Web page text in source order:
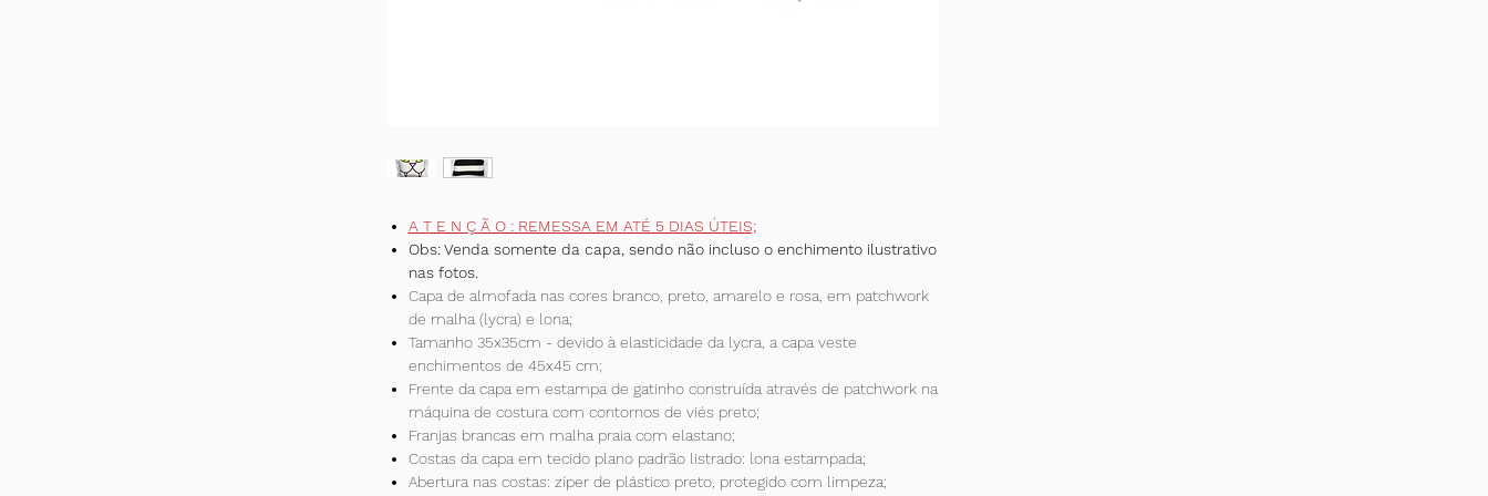
A T E N Ç Ã O : REMESSA EM ATÉ 5 DIAS ÚTEIS;
Obs: Venda somente da capa, sendo não incluso o enchimento ilustrativo
nas fotos.
Capa de almofada nas cores branco, preto, amarelo e rosa, em patchwork
de malha (lycra) e lona;
Tamanho 35x35cm - devido à elasticidade da lycra, a capa veste
enchimentos de 45x45 cm;
Frente da capa em estampa de gatinho construída através de patchwork na
máquina de costura com contornos de viés preto;
Franjas brancas em malha praia com elastano;
Costas da capa em tecido plano padrão listrado: lona estampada;
Abertura nas costas: zíper de plástico preto, protegido com limpeza;